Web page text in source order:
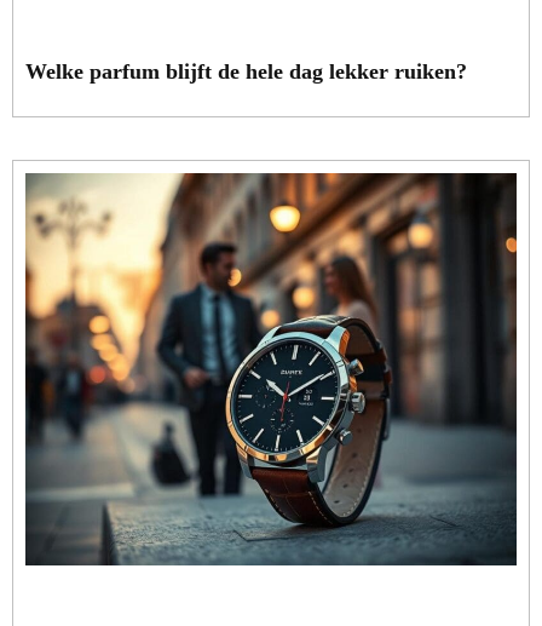
Welke parfum blijft de hele dag lekker ruiken?